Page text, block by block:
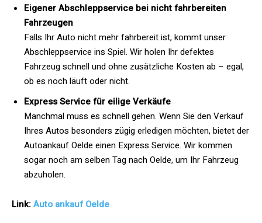
Eigener Abschleppservice bei nicht fahrbereiten
Fahrzeugen
Falls Ihr Auto nicht mehr fahrbereit ist, kommt unser
Abschleppservice ins Spiel. Wir holen Ihr defektes
Fahrzeug schnell und ohne zusätzliche Kosten ab – egal,
ob es noch läuft oder nicht.
Express Service für eilige Verkäufe
Manchmal muss es schnell gehen. Wenn Sie den Verkauf
Ihres Autos besonders zügig erledigen möchten, bietet der
Autoankauf Oelde einen Express Service. Wir kommen
sogar noch am selben Tag nach Oelde, um Ihr Fahrzeug
abzuholen.
Link:Auto ankauf Oelde